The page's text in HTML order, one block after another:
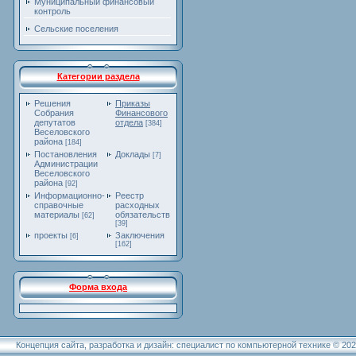
контроль
Сельские поселения
Категории раздела
Решения
Собрания
депутатов
Веселовского
района [184]
Приказы
Финансового
отдела [384]
Постановления
Администрации
Веселовского
района [92]
Доклады [7]
Информационно-
справочные
материалы [62]
Реестр
расходных
обязательств
[39]
проекты [6] Заключения
[162]
Форма входа
Концепция сайта, разработка и дизайн: специалист по компьютерной технике ©